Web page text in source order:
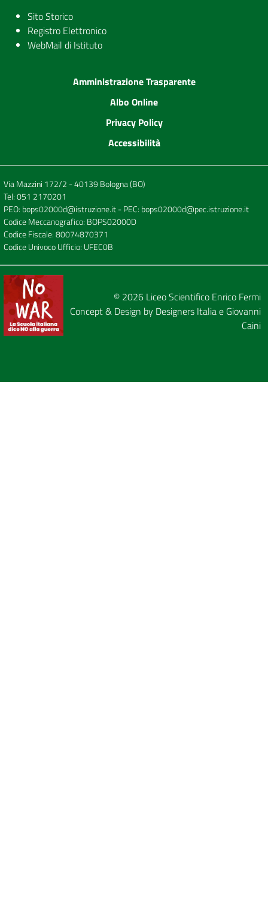
Sito Storico
Registro Elettronico
WebMail di Istituto
Amministrazione Trasparente
Albo Online
Privacy Policy
Accessibilità
Via Mazzini 172/2 - 40139 Bologna (BO)
Tel:051 2170201
PEO: bops02000d@istruzione.it- PEC: bops02000d@pec.istruzione.it
Codice Meccanografico: BOPS02000D
Codice Fiscale: 80074870371
Codice Univoco Ufficio: UFEC0B
© 2026 Liceo Scientifico Enrico Fermi
Concept & Design by Designers Italiae Giovanni
Caini